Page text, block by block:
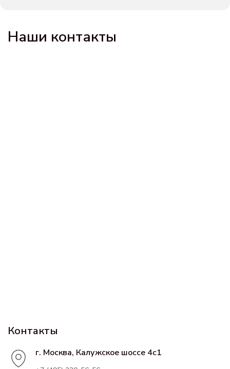
Наши контакты
Контакты
г. Москва, Калужское шоссе 4с1